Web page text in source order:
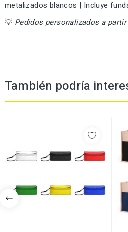
metalizados blancos | Incluye
💡 Pedidos personalizados a
También podría